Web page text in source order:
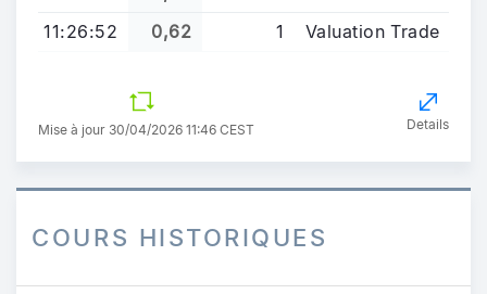
11:26:52
0,62 1 Valuation Trade
Mise à jour 30/04/2026 11:46 CEST Details
COURS HISTORIQUES